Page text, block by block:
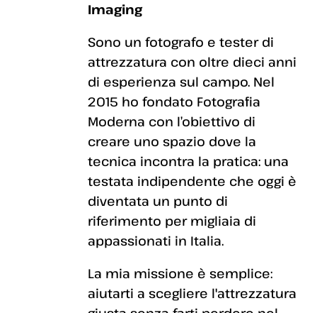
Imaging
Sono un fotografo e tester di
attrezzatura con oltre dieci anni
di esperienza sul campo. Nel
2015 ho fondato Fotografia
Moderna con l’obiettivo di
creare uno spazio dove la
tecnica incontra la pratica: una
testata indipendente che oggi è
diventata un punto di
riferimento per migliaia di
appassionati in Italia.
La mia missione è semplice:
aiutarti a scegliere l'attrezzatura